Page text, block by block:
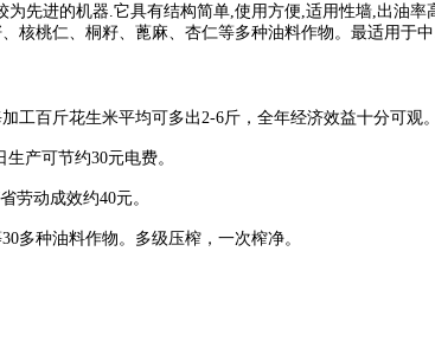
先进的机器.它具有结构简单,使用方便,适用性墙,出油
核桃仁、桐籽、蓖麻、杏仁等多种油料作物。最适用于
工百斤花生米平均可多出2-6斤，全年经济效益十分可观。
产可节约30元电费。
劳动成效约40元。
多种油料作物。多级压榨，一次榨净。